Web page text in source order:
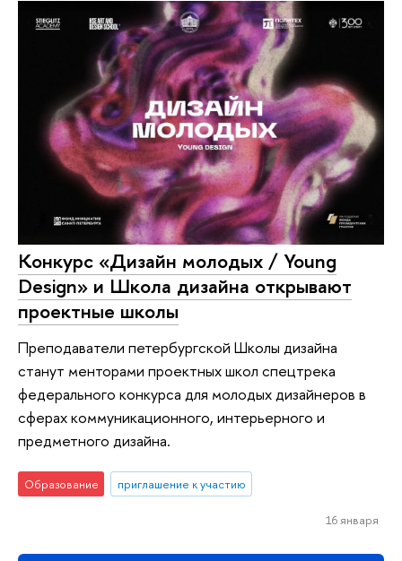
Конкурс «Дизайн молодых / Young
Design» и Школа дизайна открывают
проектные школы
Преподаватели петербургской Школы дизайна
станут менторами проектных школ спецтрека
федерального конкурса для молодых дизайнеров в
сферах коммуникационного, интерьерного и
предметного дизайна.
Образование приглашение к участию
16 января